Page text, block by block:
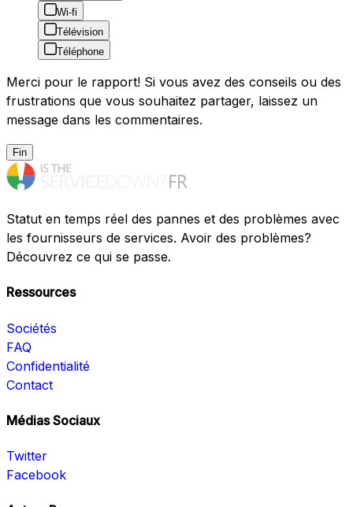
Wi-fi
Télévision
Téléphone
Merci pour le rapport! Si vous avez des conseils ou des
frustrations que vous souhaitez partager, laissez un
message dans les commentaires.
Fin
Statut en temps réel des pannes et des problèmes avec
les fournisseurs de services. Avoir des problèmes?
Découvrez ce qui se passe.
Ressources
Sociétés
FAQ
Confidentialité
Contact
Médias Sociaux
Twitter
Facebook